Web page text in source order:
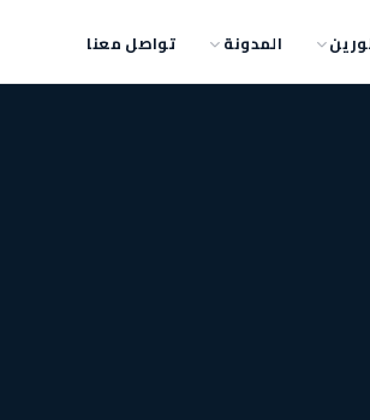
المدونة تواصل معنا